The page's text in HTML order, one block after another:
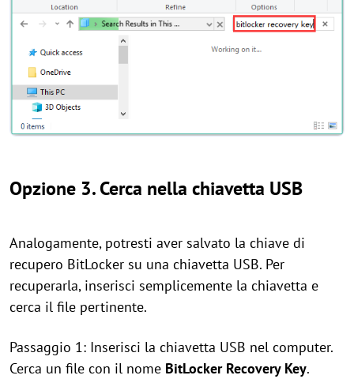
Opzione 3. Cerca nella chiavetta USB
Analogamente, potresti aver salvato la chiave di
recupero BitLocker su una chiavetta USB. Per
recuperarla, inserisci semplicemente la chiavetta e
cerca il file pertinente.
Passaggio 1: Inserisci la chiavetta USB nel computer.
Cerca un file con il nome BitLocker Recovery Key.